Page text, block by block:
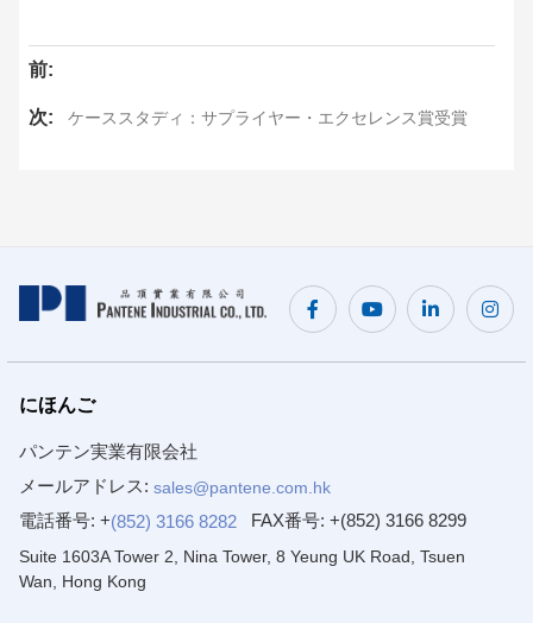
前:
次: ケーススタディ：サプライヤー・エクセレンス賞受賞
にほんご
パンテン実業有限会社
メールアドレス: sales@pantene.com.hk
電話番号: +(852) 3166 8282 FAX番号: +(852) 3166 8299
Suite 1603A Tower 2, Nina Tower, 8 Yeung UK Road, Tsuen
Wan, Hong Kong